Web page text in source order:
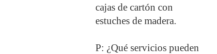
cajas de cartón con
estuches de madera.
P: ¿Qué servicios pueden